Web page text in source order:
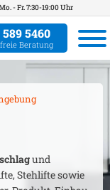
- Fr. 7:30-19:00 Uhr
5460
Beratung
und
Stehlifte sowie